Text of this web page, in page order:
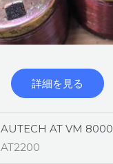
詳細を見る
AUTECH AT VM 8000
AT2200